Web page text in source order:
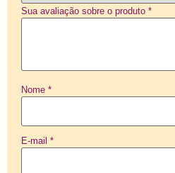
Sua avaliação sobre o produto *
Nome *
E-mail *